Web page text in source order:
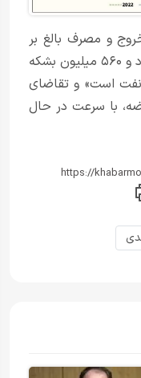
با خروج و مصرف بالغ بر
۲۲۰ میلیون بشکه، به سطح ۲ میلیارد و ۵۶۰ میلیون بشکه
است» و تقاضای
با سرعت در حال